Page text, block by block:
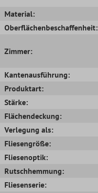
Material:
Oberflächenbeschaffenheit:
Zimmer:
Kantenausführung:
Produktart:
Stärke:
Flächendeckung:
Verlegung als:
Fliesengröße:
Fliesenoptik:
Rutschhemmung:
Fliesenserie: